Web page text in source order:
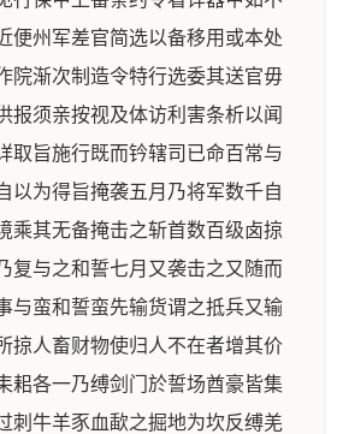
便州军差官简选以备移用或本处
院渐次制造令特行选委其送官毋
报须亲按视及体访利害条析以闻
取旨施行既而钤辖司已命百常与
以为得旨掩袭五月乃将军数千自
乘其无备掩击之斩首数百级卤掠
复与之和誓七月又袭击之又随而
与蛮和誓蛮先输货谓之抵兵又输
掠人畜财物使归人不在者增其价
耜各一乃缚剑门於誓场酋豪皆集
刺牛羊豕血歃之掘地为坎反缚羌